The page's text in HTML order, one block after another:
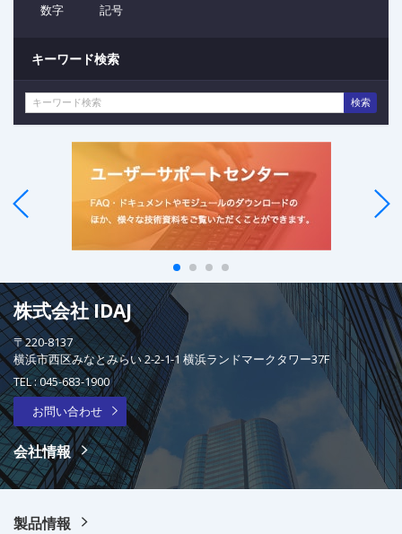
数字 記号
キーワード検索
検索
株式会社 IDAJ
〒220-8137
横浜市西区みなとみらい 2-2-1-1 横浜ランドマークタワー37F
TEL :045-683-1900
お問い合わせ
会社情報
製品情報